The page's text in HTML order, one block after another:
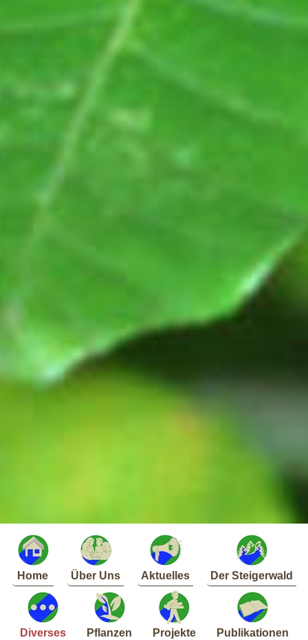
Home Über Uns Aktuelles Der Steigerwald
Diverses Pflanzen Projekte Publikationen